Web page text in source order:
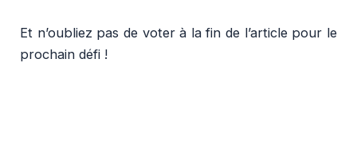
Et n’oubliez pas de voter à la fin de l’article pour le
prochain défi !